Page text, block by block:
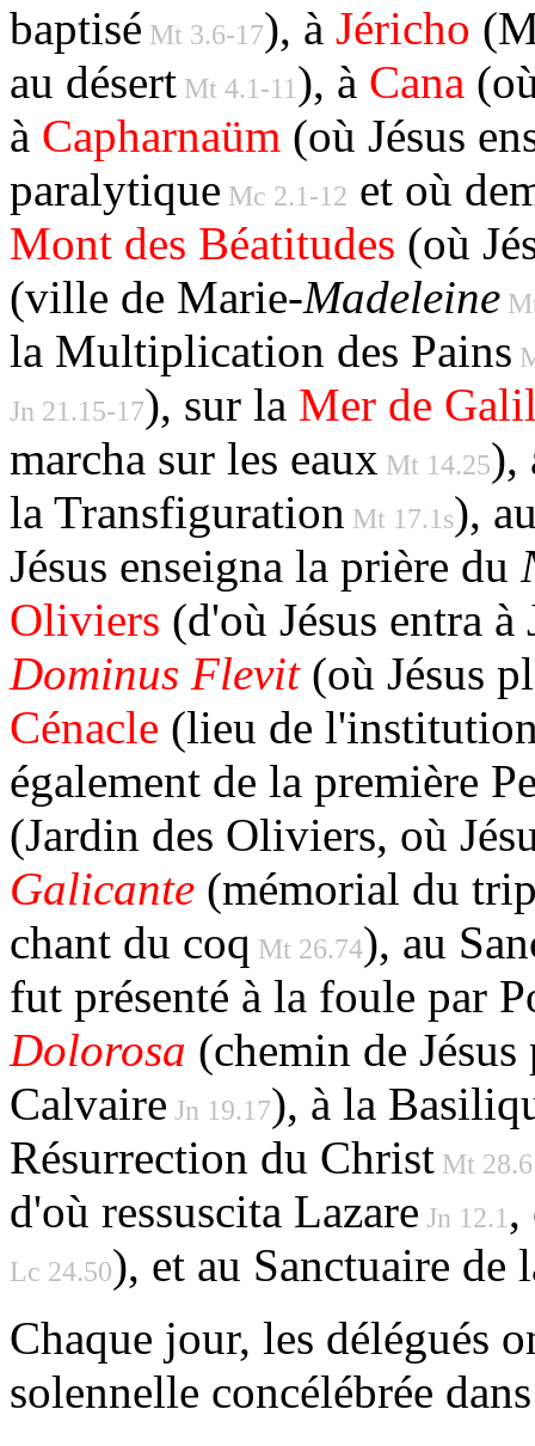
baptisé Mt 3.6-17), à Jéricho
au désert Mt 4.1-11 ), à Cana
à Capharnaüm (où Jésus
paralytique Mc 2.1-12 et où
Mont des Béatitudes (où
(ville de Marie-Madeleine
la Multiplication des Pains
Jn 21.15-17), sur la Mer de
marcha sur les eaux Mt 14.25),
la Transfiguration Mt 17.1s),
Jésus enseigna la prière du
Oliviers (d'où Jésus entra
Dominus Flevit(où Jésus
Cénacle (lieu de
également de la première
(Jardin des Oliviers, où
Galicante (mémorial du
chant du coq Mt 26.74), au
fut présenté à la foule par
Dolorosa (chemin de
Calvaire Jn 19.17), à la
Résurrection du Christ Mt
d'où ressuscita Lazare Jn 12.1 ,
Lc 24.50), et au Sanctuaire de
Chaque jour, les délégués
solennelle concélébrée